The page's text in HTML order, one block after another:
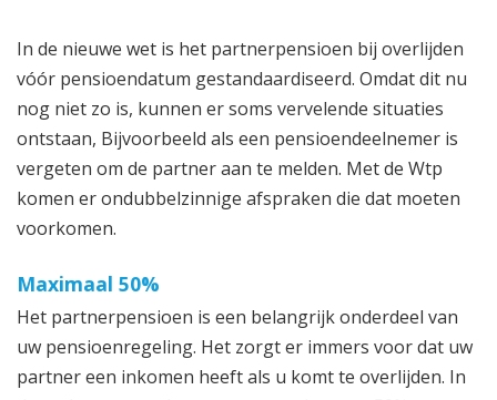
In de nieuwe wet is het partnerpensioen bij overlijden
vóór pensioendatum gestandaardiseerd. Omdat dit nu
nog niet zo is, kunnen er soms vervelende situaties
ontstaan, Bijvoorbeeld als een pensioendeelnemer is
vergeten om de partner aan te melden. Met de Wtp
komen er ondubbelzinnige afspraken die dat moeten
voorkomen.
Maximaal 50%
Het partnerpensioen is een belangrijk onderdeel van
uw pensioenregeling. Het zorgt er immers voor dat uw
partner een inkomen heeft als u komt te overlijden. In